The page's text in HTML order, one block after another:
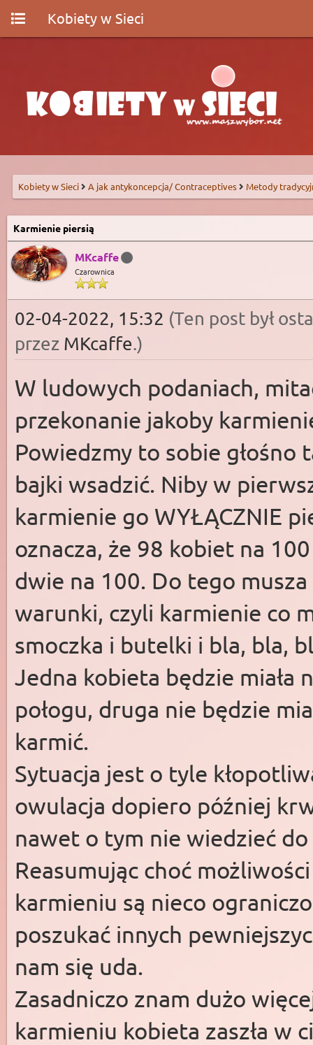
Kobiety w Sieci
Kobiety w Sieci A jak antykoncepcja/ Contraceptives Metody
Karmienie piersią
MKcaffe
Czarownica
02-04-2022, 15:32 (Ten post był
przez MKcaffe.)
W ludowych podaniach,
przekonanie jakoby
Powiedzmy to sobie
bajki wsadzić. Niby w
karmienie go WYŁĄCZNIE
oznacza, że 98 kobiet na
dwie na 100. Do tego
warunki, czyli karmienie co
smoczka i butelki i bla, bla,
Jedna kobieta będzie miała
połogu, druga nie będzie
karmić.
Sytuacja jest o tyle
owulacja dopiero później
nawet o tym nie wiedzieć
Reasumując choć
karmieniu są nieco
poszukać innych
nam się uda.
Zasadniczo znam dużo
karmieniu kobieta zaszła w